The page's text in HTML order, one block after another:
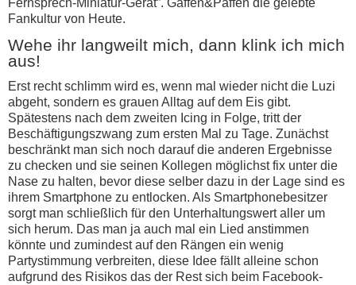
Fankultur von Heute.
Wehe ihr langweilt mich, dann klink ich mich
aus!
Erst recht schlimm wird es, wenn mal wieder nicht die Luzi
abgeht, sondern es grauen Alltag auf dem Eis gibt.
Spätestens nach dem zweiten Icing in Folge, tritt der
Beschäftigungszwang zum ersten Mal zu Tage. Zunächst
beschränkt man sich noch darauf die anderen Ergebnisse
zu checken und sie seinen Kollegen möglichst fix unter die
Nase zu halten, bevor diese selber dazu in der Lage sind es
ihrem Smartphone zu entlocken. Als Smartphonebesitzer
sorgt man schließlich für den Unterhaltungswert aller um
sich herum. Das man ja auch mal ein Lied anstimmen
könnte und zumindest auf den Rängen ein wenig
Partystimmung verbreiten, diese Idee fällt alleine schon
aufgrund des Risikos das der Rest sich beim Facebook-